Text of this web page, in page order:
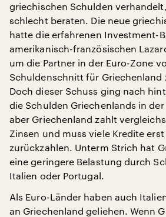
griechischen Schulden
schlecht beraten. Die neue
hatte die erfahrenen Investment-
amerikanisch-französischen
um die Partner in der Euro-Zone
Schuldenschnitt für Griechenland
Doch dieser Schuss ging nach
die Schulden Griechenlands in
aber Griechenland zahlt
Zinsen und muss viele Kredite
zurückzahlen. Unterm Strich hat
eine geringere Belastung durch
Italien oder Portugal.
Als Euro-Länder haben auch
an Griechenland geliehen. Wenn